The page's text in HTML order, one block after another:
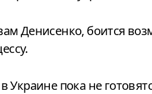
Денисенко, боится
Украине пока не